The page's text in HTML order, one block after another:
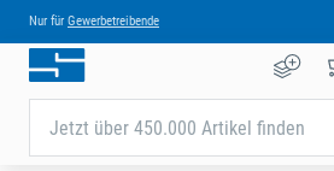
Nur für Gewerbetreibende
Jetzt über 450.000 Artikel finden